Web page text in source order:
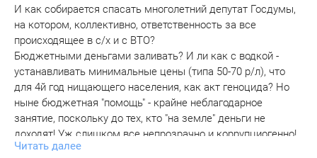
И как собирается спасать многолетний депутат Госдумы,
на котором, коллективно, ответственность за все
происходящее в с/х и с ВТО?
Бюджетными деньгами заливать? И ли как с водкой -
устанавливать минимальные цены (типа 50-70 р/л), что
для 4й год нищающего населения, как акт геноцида? Но
ныне бюджетная "помощь" - крайне неблагодарное
занятие, поскольку до тех, кто "на земле" деньги не
доходят! Уж слишком все непрозрачно и коррупциогенно!
Достаточно вспомнить 2012г., когда через Минсельхоз РТ
Читать далее